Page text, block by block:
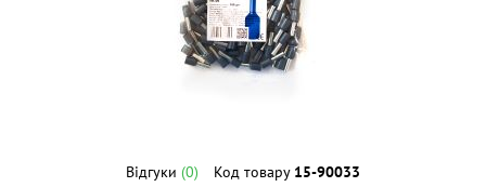
Відгуки (0) Код товару 15-90033